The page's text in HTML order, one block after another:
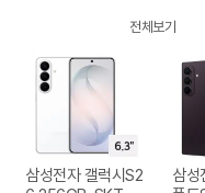
전체보기
삼성전자 갤럭시S2
삼성